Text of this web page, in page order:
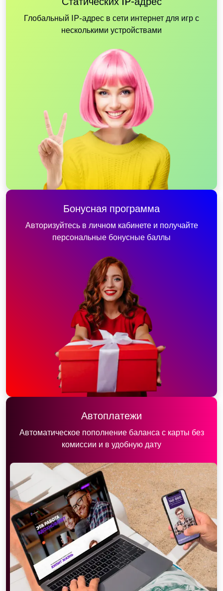
Глобальный IP-адрес в сети интернет для игр с
несколькими устройствами
Бонусная программа
Авторизуйтесь в личном кабинете и получайте
персональные бонусные баллы
Автоплатежи
Автоматическое пополнение баланса с карты без
комиссии и в удобную дату